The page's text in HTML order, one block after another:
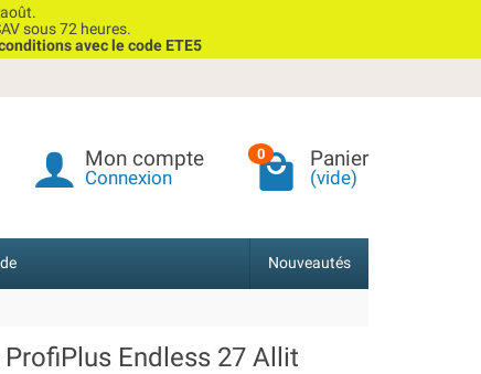
sous 72 heures.
avec le code ETE5
Mon compte
Connexion
0 Panier
(vide)
Nouveautés
Endless 27 Allit